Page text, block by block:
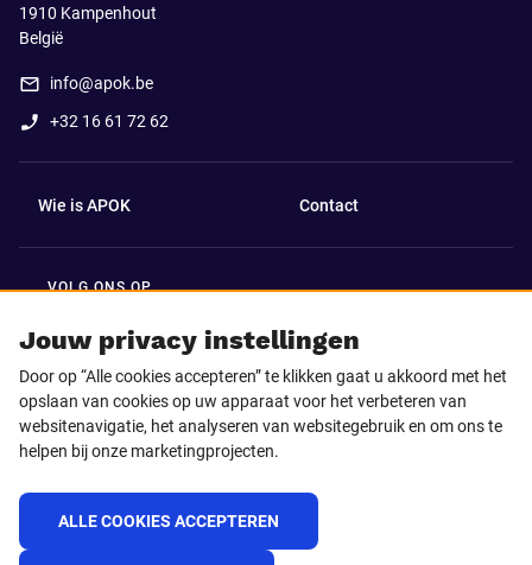
Jouw privacy instellingen
Door op “Alle cookies accepteren” te klikken gaat u akkoord met het
opslaan van cookies op uw apparaat voor het verbeteren van
websitenavigatie, het analyseren van websitegebruik en om ons te
helpen bij onze marketingprojecten.
ALLE COOKIES ACCEPTEREN
1910 Kampenhout
België
info@apok.be
+32 16 61 72 62
Wie is APOK Contact
VOLG ONS OP
Facebook
Instagram TikTok